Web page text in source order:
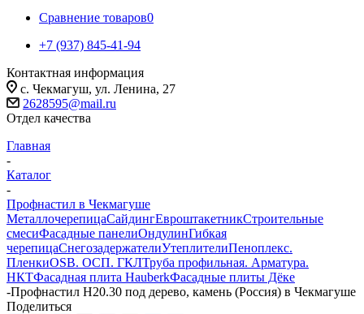
Сравнение товаров0
+7 (937) 845-41-94
Контактная информация
с. Чекмагуш, ул. Ленина, 27
2628595@mail.ru
Отдел качества
Главная
-
Каталог
-
Профнастил в Чекмагуше
МеталлочерепицаСайдингЕвроштакетникСтроительные
смесиФасадные панелиОндулинГибкая
черепицаСнегозадержателиУтеплителиПеноплекс.
ПленкиOSB. ОСП. ГКЛТруба профильная. Арматура.
НКТФасадная плита HauberkФасадные плиты Дёке
-Профнастил Н20.30 под дерево, камень (Россия) в Чекмагуше
Поделиться